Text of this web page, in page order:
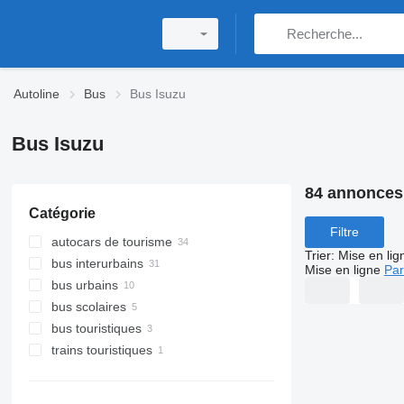
Autoline Bus Bus Isuzu
Bus Isuzu
Catégorie
autocars de tourisme
bus interurbains
bus urbains
bus scolaires
bus touristiques
trains touristiques
84
Filtre
Trier: Mise en
Mise en ligne